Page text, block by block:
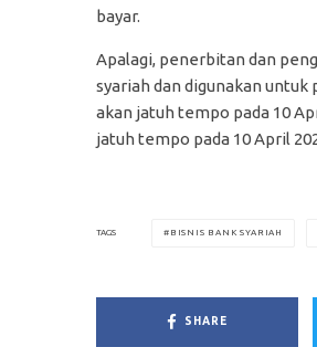
bayar.
Apalagi, penerbitan dan
syariah dan digunakan untuk
akan jatuh tempo pada 10
jatuh tempo pada 10 April
TAGS BISNIS BANK SYARIAH
SHARE